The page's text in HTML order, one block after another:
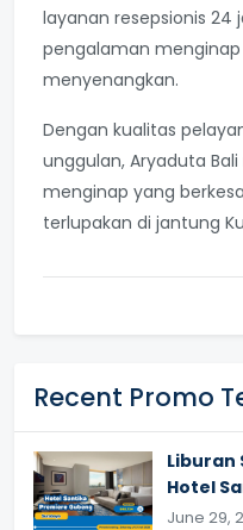
layanan resepsionis 24
pengalaman
menyenangkan.
Dengan kualitas
unggulan, Aryaduta
menginap yang
terlupakan di jantung
Recent Promo
Liburan
Hotel
June 29,